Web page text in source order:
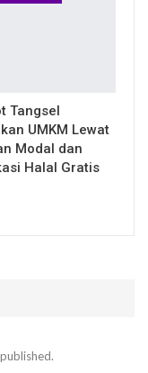
Tangsel
UMKM Lewat
Modal dan
Halal Gratis